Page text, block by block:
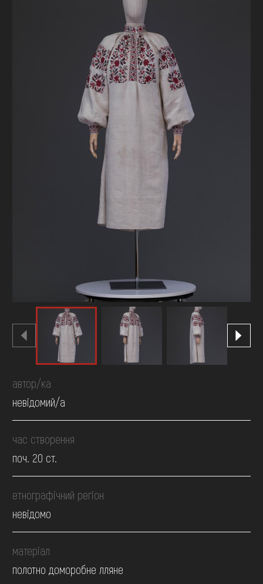
автор/ка
невідомий/а
час створення
поч. 20 ст.
етнографічний регіон
невідомо
матеріал
полотно доморобне лляне